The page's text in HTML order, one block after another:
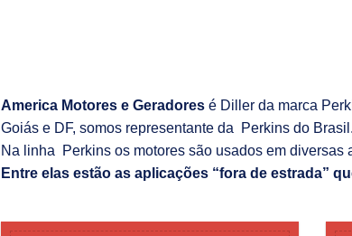
America Motores e Geradores é Diller da marca
Goiás e DF, somos representante da Perkins do Brasil.
Na linha Perkins os motores são usados em diversas
Entre elas estão as aplicações “fora de estrada”